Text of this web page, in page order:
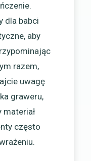
dla babci
aby
razem,
uwagę
graweru,
materiał
często